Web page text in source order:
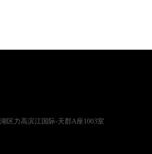
区力高滨江国际-天郡A座1003室